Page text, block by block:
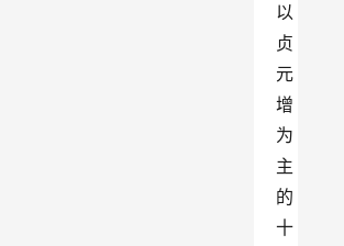
以
贞
元
增
为
主
的
十